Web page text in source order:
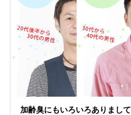
加齢臭にもいろいろありまして